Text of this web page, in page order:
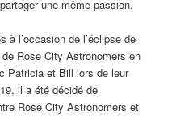
une même passion.
l’occasion de l’éclipse de
Rose City Astronomers en
Patricia et Bill lors de leur
il a été décidé de
Rose City Astronomers et